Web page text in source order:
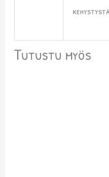
Tutustu myös